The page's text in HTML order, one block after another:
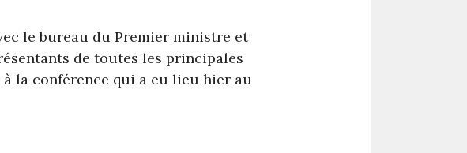
le bureau du Premier ministre et
de toutes les principales
la conférence qui a eu lieu hier au